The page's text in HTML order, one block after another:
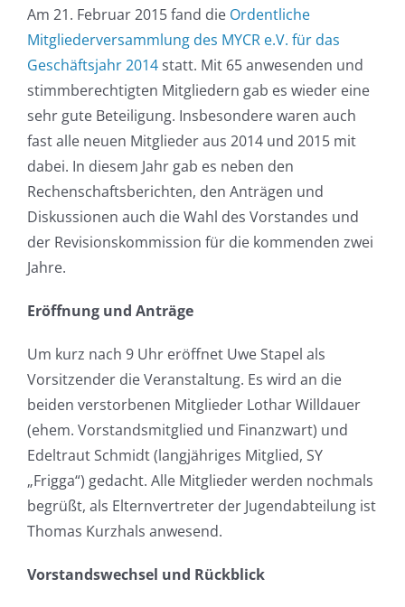
Am 21. Februar 2015 fand die Ordentliche
Mitgliederversammlung des MYCR e.V. für das
Geschäftsjahr 2014statt. Mit 65 anwesenden und
stimmberechtigten Mitgliedern gab es wieder eine
sehr gute Beteiligung. Insbesondere waren auch
fast alle neuen Mitglieder aus 2014 und 2015 mit
dabei. In diesem Jahr gab es neben den
Rechenschaftsberichten, den Anträgen und
Diskussionen auch die Wahl des Vorstandes und
der Revisionskommission für die kommenden zwei
Jahre.
Eröffnung und Anträge
Um kurz nach 9 Uhr eröffnet Uwe Stapel als
Vorsitzender die Veranstaltung. Es wird an die
beiden verstorbenen Mitglieder Lothar Willdauer
(ehem. Vorstandsmitglied und Finanzwart) und
Edeltraut Schmidt (langjähriges Mitglied, SY
„Frigga“) gedacht. Alle Mitglieder werden nochmals
begrüßt, als Elternvertreter der Jugendabteilung ist
Thomas Kurzhals anwesend.
Vorstandswechsel und Rückblick